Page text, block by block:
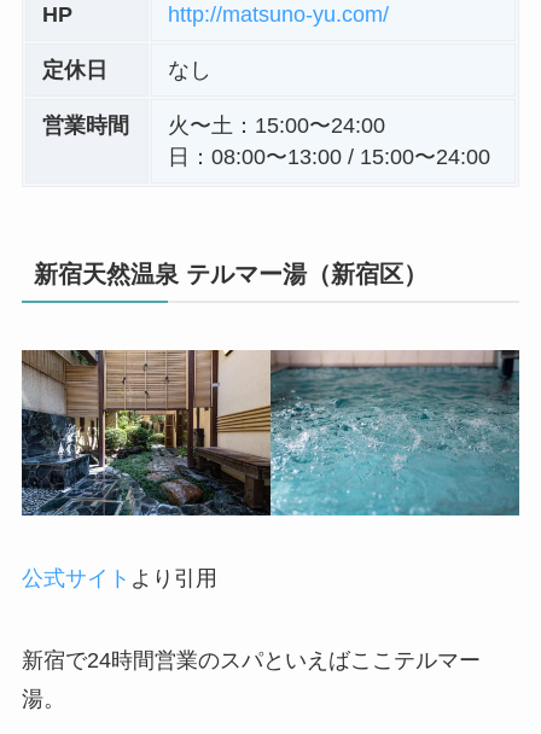
HP http://matsuno-yu.com/
定休日 なし
営業時間
火〜土：15:00〜24:00
日：08:00〜13:00 / 15:00〜24:00
新宿天然温泉 テルマー湯（新宿区）
公式サイト より引用
新宿で24時間営業のスパといえばここテルマー
湯。